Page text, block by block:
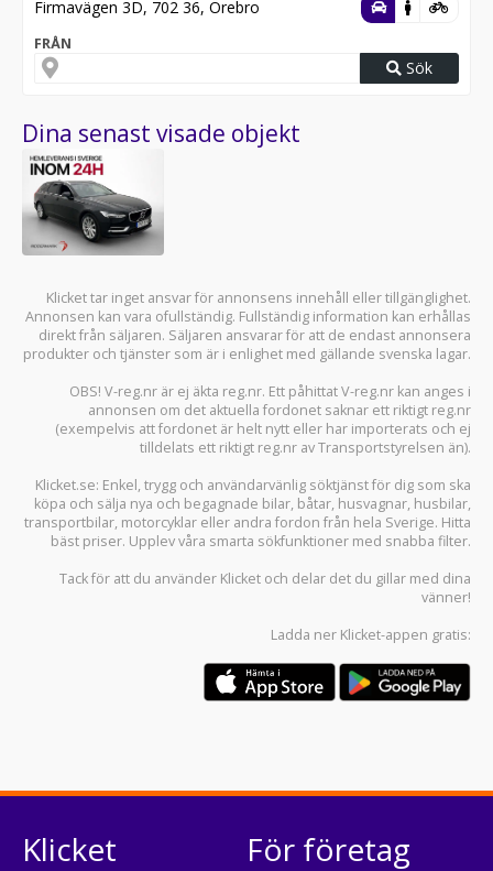
Firmavägen 3D, 702 36, Örebro
FRÅN
Sök
Dina senast visade objekt
Klicket tar inget ansvar för annonsens innehåll eller tillgänglighet.
Annonsen kan vara ofullständig. Fullständig information kan erhållas
direkt från säljaren. Säljaren ansvarar för att de endast annonsera
produkter och tjänster som är i enlighet med gällande svenska lagar.
OBS! V-reg.nr är ej äkta reg.nr. Ett påhittat V-reg.nr kan anges i
annonsen om det aktuella fordonet saknar ett riktigt reg.nr
(exempelvis att fordonet är helt nytt eller har importerats och ej
tilldelats ett riktigt reg.nr av Transportstyrelsen än).
Klicket.se: Enkel, trygg och användarvänlig söktjänst för dig som ska
köpa och sälja nya och begagnade bilar, båtar, husvagnar, husbilar,
transportbilar, motorcyklar eller andra fordon från hela Sverige. Hitta
bäst priser. Upplev våra smarta sökfunktioner med snabba filter.
Tack för att du använder Klicket och delar det du gillar med dina
vänner!
Ladda ner Klicket-appen gratis:
Klicket För företag